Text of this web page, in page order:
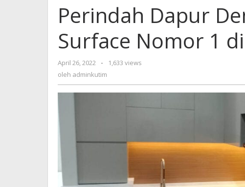
Produk
Solid
Surface
Nomor
di
Perindah Dapur
Surface Nomor 1
April 26, 2022
oleh
adminkutim
-
1,633 views
oleh adminkutim